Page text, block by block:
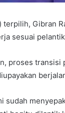
terpilih, Gibran
sesuai
proses
sudah